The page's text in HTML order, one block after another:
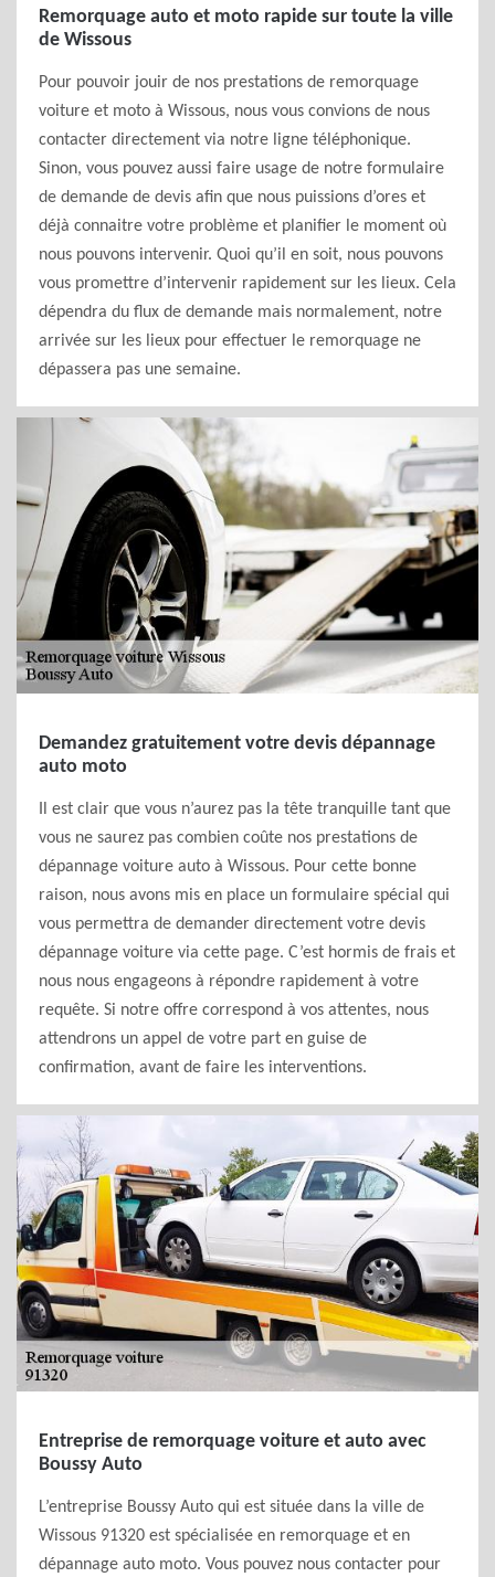
Remorquage auto et moto rapide sur toute la ville
de Wissous
Pour pouvoir jouir de nos prestations de remorquage
voiture et moto à Wissous, nous vous convions de nous
contacter directement via notre ligne téléphonique.
Sinon, vous pouvez aussi faire usage de notre formulaire
de demande de devis afin que nous puissions d’ores et
déjà connaitre votre problème et planifier le moment où
nous pouvons intervenir. Quoi qu’il en soit, nous pouvons
vous promettre d’intervenir rapidement sur les lieux. Cela
dépendra du flux de demande mais normalement, notre
arrivée sur les lieux pour effectuer le remorquage ne
dépassera pas une semaine.
Demandez gratuitement votre devis dépannage
auto moto
Il est clair que vous n’aurez pas la tête tranquille tant que
vous ne saurez pas combien coûte nos prestations de
dépannage voiture auto à Wissous. Pour cette bonne
raison, nous avons mis en place un formulaire spécial qui
vous permettra de demander directement votre devis
dépannage voiture via cette page. C’est hormis de frais et
nous nous engageons à répondre rapidement à votre
requête. Si notre offre correspond à vos attentes, nous
attendrons un appel de votre part en guise de
confirmation, avant de faire les interventions.
Entreprise de remorquage voiture et auto avec
Boussy Auto
L’entreprise Boussy Auto qui est située dans la ville de
Wissous 91320 est spécialisée en remorquage et en
dépannage auto moto. Vous pouvez nous contacter pour